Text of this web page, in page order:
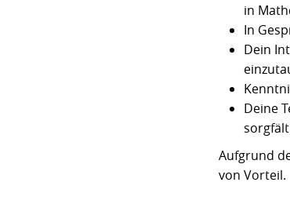
in
In
Dein
Deine
Aufgrund
von Vorteil.